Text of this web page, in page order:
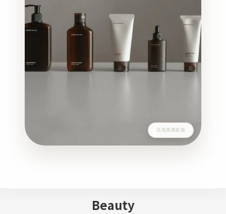
店長推薦套裝
Beauty